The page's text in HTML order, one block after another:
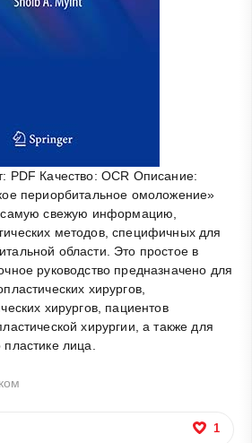
PDF Качество: OCR Описание:
периорбитальное омоложение»
самую свежую информацию,
методов, специфичных для
области. Это простое в
руководство предназначено для
хирургов,
хирургов, пациентов
хирургии, а также для
лица.
1